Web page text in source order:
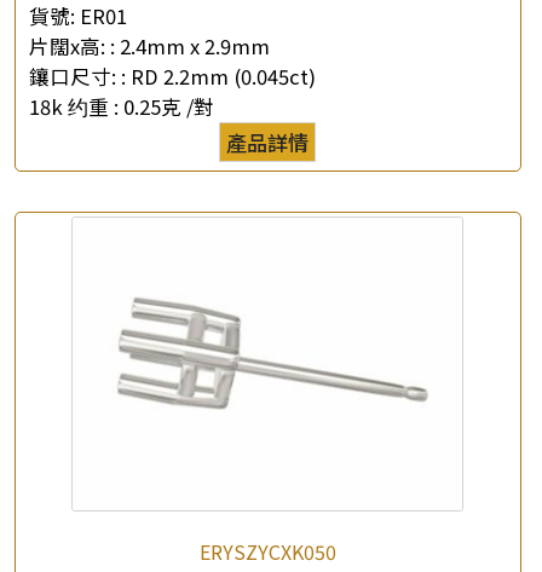
貨號: ER01
片闊x高: : 2.4mm x 2.9mm
鑲口尺寸: : RD 2.2mm (0.045ct)
18k 约重 : 0.25克 /對
產品詳情
ERYSZYCXK050